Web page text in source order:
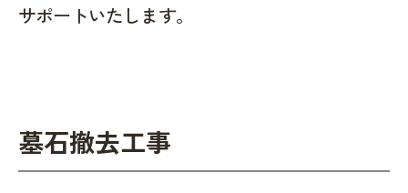
サポートいたします。
墓石撤去工事